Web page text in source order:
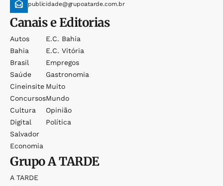
publicidade@grupoatarde.com.br
Canais e Editorias
Autos
Bahia
Brasil
Saúde
Cineinsite
Concursos
Cultura
Digital
Salvador
Economia
E.c. Bahia
E.c. Vitória
Empregos
Gastronomia
Muito
Mundo
Opinião
Política
GrupoA TARDE
A TARDE